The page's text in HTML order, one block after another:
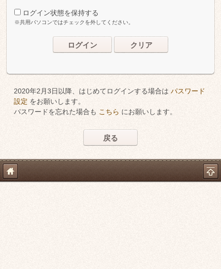
ログイン状態を保持する
※共用パソコンではチェックを外してください。
ログイン クリア
2020年2月3日以降、はじめてログインする場合は パスワード
設定 をお願いします。
パスワードを忘れた場合も こちら にお願いします。
戻る